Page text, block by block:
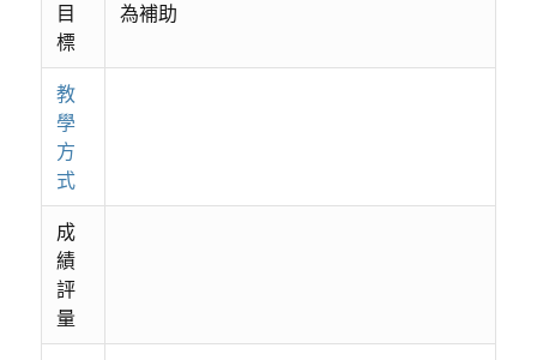
目
標
為補助
教
學
方
式
成
績
評
量